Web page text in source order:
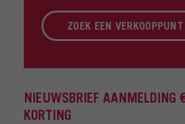
ZOEK EEN VERKOOPPUNT
NIEUWSBRIEF AANMELDING
KORTING